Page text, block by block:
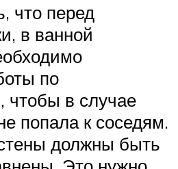
что перед
в ванной
по
чтобы в случае
попала к соседям.
должны быть